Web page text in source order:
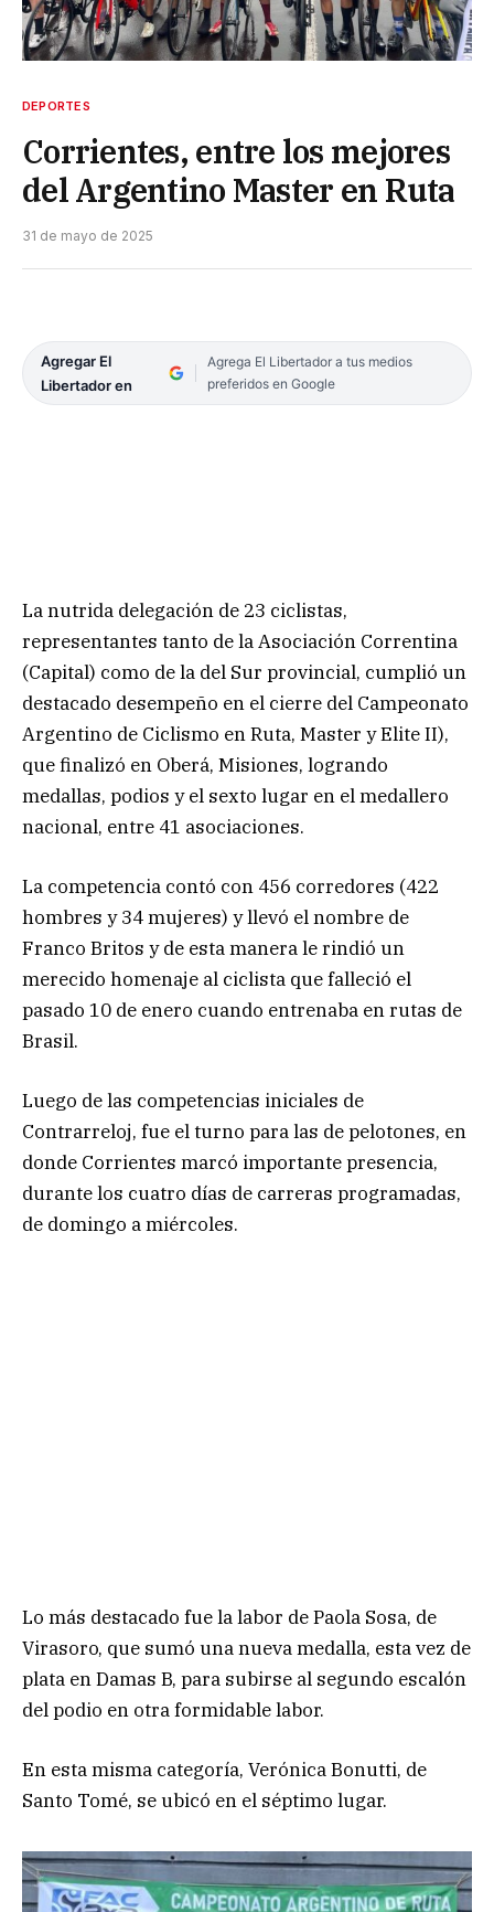
DEPORTES
Corrientes, entre los mejores
del Argentino Master en Ruta
31 de mayo de 2025
Agregar El
Libertador en
Agrega El Libertador a tus medios
preferidos en Google
La nutrida delegación de 23 ciclistas,
representantes tanto de la Asociación Correntina
(Capital) como de la del Sur provincial, cumplió un
destacado desempeño en el cierre del Campeonato
Argentino de Ciclismo en Ruta, Master y Elite II),
que finalizó en Oberá, Misiones, logrando
medallas, podios y el sexto lugar en el medallero
nacional, entre 41 asociaciones.
La competencia contó con 456 corredores (422
hombres y 34 mujeres) y llevó el nombre de
Franco Britos y de esta manera le rindió un
merecido homenaje al ciclista que falleció el
pasado 10 de enero cuando entrenaba en rutas de
Brasil.
Luego de las competencias iniciales de
Contrarreloj, fue el turno para las de pelotones, en
donde Corrientes marcó importante presencia,
durante los cuatro días de carreras programadas,
de domingo a miércoles.
Lo más destacado fue la labor de Paola Sosa, de
Virasoro, que sumó una nueva medalla, esta vez de
plata en Damas B, para subirse al segundo escalón
del podio en otra formidable labor.
En esta misma categoría, Verónica Bonutti, de
Santo Tomé, se ubicó en el séptimo lugar.